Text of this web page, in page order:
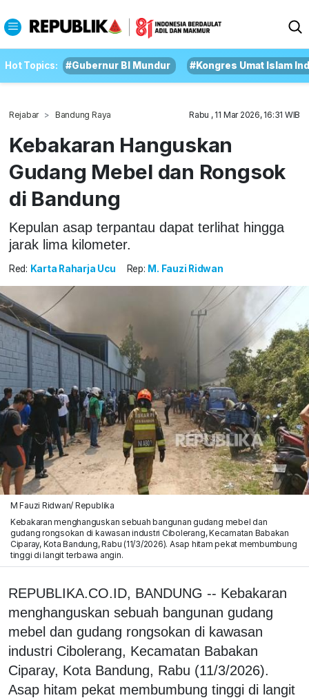
Hot Topics: #Gubernur BI Mundur #Kongres Umat Islam
Rejabar Bandung Raya Rabu , 11 Mar 2026, 16:31 WIB
Kebakaran Hanguskan
Gudang Mebel dan Rongsok
di Bandung
Kepulan asap terpantau dapat terlihat hingga
jarak lima kilometer.
Red: Karta Raharja Ucu Rep: M. Fauzi Ridwan
M Fauzi Ridwan/ Republika
Kebakaran menghanguskan sebuah bangunan gudang mebel dan
gudang rongsokan di kawasan industri Cibolerang, Kecamatan Babakan
Ciparay, Kota Bandung, Rabu (11/3/2026). Asap hitam pekat membumbung
tinggi di langit terbawa angin.
REPUBLIKA.CO.ID, BANDUNG -- Kebakaran
menghanguskan sebuah bangunan gudang
mebel dan gudang rongsokan di kawasan
industri Cibolerang, Kecamatan Babakan
Ciparay, Kota Bandung, Rabu (11/3/2026).
Asap hitam pekat membumbung tinggi di langit